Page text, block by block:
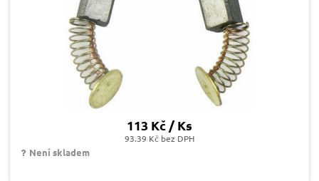
113 Kč / Ks
93.39 Kč bez DPH
Není skladem